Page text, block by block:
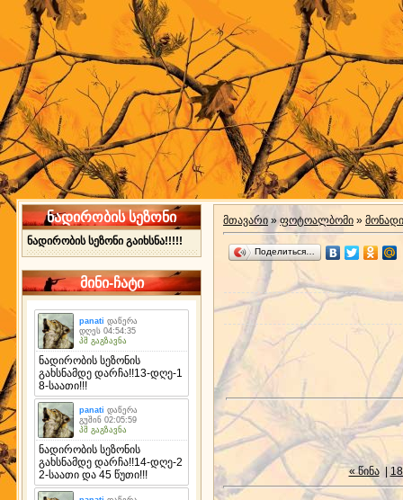
ნადირობის სეზონი
ნადირობის სეზონი გაიხსნა!!!!!
მინი-ჩატი
მთავარი » ფოტოალბომი »
Поделиться…
« წინა|